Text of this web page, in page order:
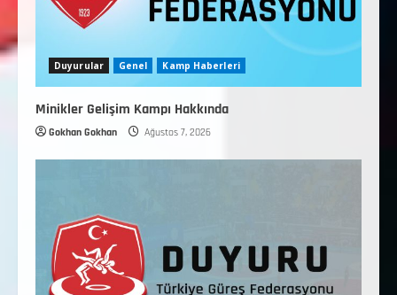
Duyurular Genel Kamp Haberleri
Minikler Gelişim Kampı Hakkında
Gokhan Gokhan Ağustos 7, 2026